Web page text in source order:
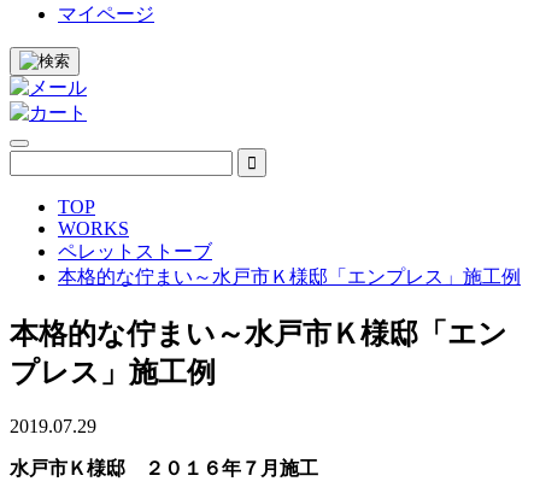
マイページ
TOP
WORKS
ペレットストーブ
本格的な佇まい～水戸市Ｋ様邸「エンプレス」施工例
本格的な佇まい～水戸市Ｋ様邸「エン
プレス」施工例
2019.07.29
水戸市Ｋ様邸 ２０１６年７月施工